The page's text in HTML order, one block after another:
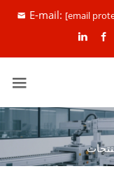
E-mail: [email